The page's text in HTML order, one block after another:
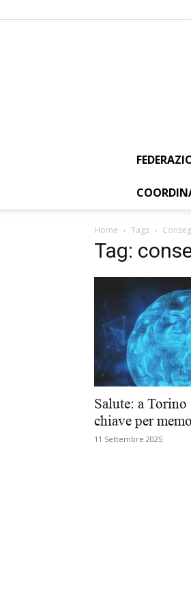
Home Tags
Tag:
Salute: a Torino
chiave per
11 Settembre 2025